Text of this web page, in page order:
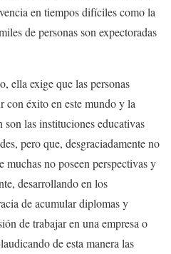
en tiempos difíciles como la
de personas son expectoradas
ella exige que las personas
éxito en este mundo y la
las instituciones educativas
pero que, desgraciadamente no
muchas no poseen perspectivas y
desarrollando en los
de acumular diplomas y
de trabajar en una empresa o
de esta manera las